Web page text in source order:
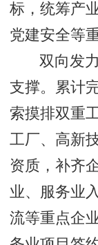
标，统筹产
党建安全等
双向发
支撑。累计
索摸排双重
工厂、高新
资质，补齐
业、服务业
流等重点企